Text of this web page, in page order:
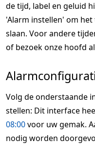
de tijd, label en geluid
'Alarm instellen' om
slaan. Voor andere
of bezoek onze hoofd
Volg de onderstaande
stellen: Dit interface
08:00voor uw gemak.
nodig worden